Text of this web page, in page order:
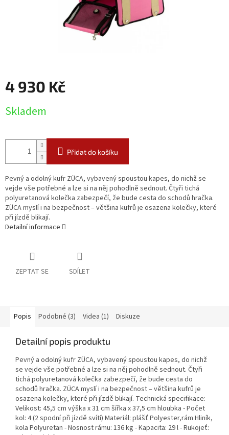
4 930 Kč
cena:
Skladem
Přidat do košíku
Pevný a odolný kufr ZÜCA, vybavený spoustou kapes, do nichž se
vejde vše potřebné a lze si na něj pohodlně sednout. Čtyři tichá
polyuretanová kolečka zabezpečí, že bude cesta do schodů hračka.
ZÜCA myslí i na bezpečnost – většina kufrů je osazena kolečky, které
při jízdě blikají.
Detailní informace
ZEPTAT SE SDÍLET
Popis Podobné (3) Videa (1) Diskuze
Detailní popis produktu
Pevný a odolný kufr ZÜCA, vybavený spoustou kapes, do nichž
se vejde vše potřebné a lze si na něj pohodlně sednout. Čtyři
tichá polyuretanová kolečka zabezpečí, že bude cesta do
schodů hračka. ZÜCA myslí i na bezpečnost – většina kufrů je
osazena kolečky, které při jízdě blikají. Technická specifikace:
Velikost: 45,5 cm výška x 31 cm šířka x 37,5 cm hloubka - Počet
kol: 4 (2 spodní při jízdě svítí) Materiál: plášť Polyester,rám Hliník,
kola Polyuretan - Nosnost rámu: 136 kg - Kapacita: 29 l - Rukojeť: